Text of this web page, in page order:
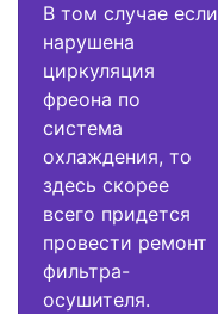
В том случае если
нарушена
циркуляция
фреона по
система
охлаждения, то
здесь скорее
всего придется
провести ремонт
фильтра-
осушителя.